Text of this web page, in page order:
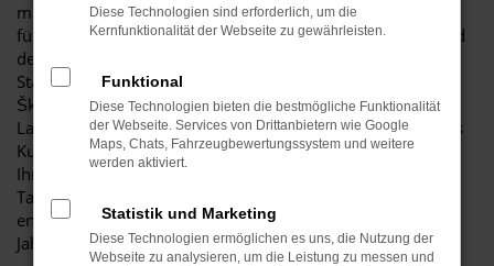
machen Sie alles richtig und sitzen im perfekten Fahrzeug
für diese Stadt. Einerseits sind Sie dank der Wendigkeit und
der sparsamen und effizienten Motoren perfekt auf den
Stadtverkehr von Kamenz eingerichtet, andererseits ist der
Škoda Fabia jedoch auch für Fahrten auf Autobahn oder
Landstraße geeignet. Das vielseitige Modell erhalten Sie als
Kunde aus Kamenz im Autohaus Schiefelbein. Wir bieten
Ihnen den Škoda Fabia sowohl als Neuwagen als auch als
Tageszulassung. Wer noch etwas mehr sparen möchte,
entscheidet sich für ein Gebrauchtfahrzeug oder einen
Jahreswagen.
Diese Technologien sind erforderlich, um die
Kernfunktionalität der Webseite zu gewährleisten.
Funktional
Diese Technologien bieten die bestmögliche Funktionalität
der Webseite. Services von Drittanbietern wie Google
Maps, Chats, Fahrzeugbewertungssystem und weitere
werden aktiviert.
Statistik und Marketing
Diese Technologien ermöglichen es uns, die Nutzung der
Webseite zu analysieren, um die Leistung zu messen und